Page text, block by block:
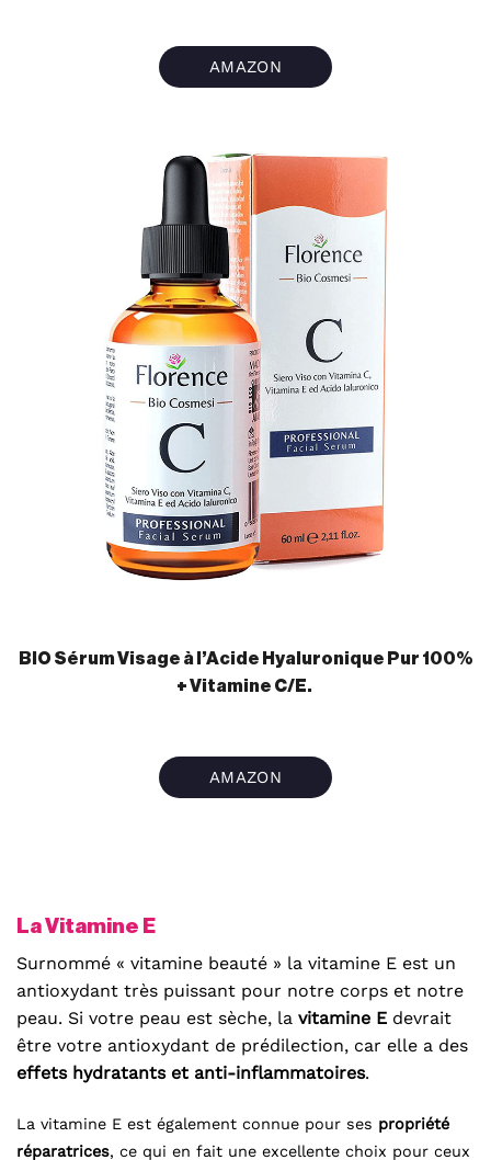
AMAZON
BIO Sérum Visage à l’Acide Hyaluronique Pur 100%
+ Vitamine C/E.
AMAZON
La Vitamine E
Surnommé « vitamine beauté » la vitamine E est un
antioxydant très puissant pour notre corps et notre
peau. Si votre peau est sèche, la vitamine E devrait
être votre antioxydant de prédilection, car elle a des
effets hydratants et anti-inflammatoires.
La vitamine E est également connue pour ses propriété
réparatrices, ce qui en fait une excellente choix pour ceux